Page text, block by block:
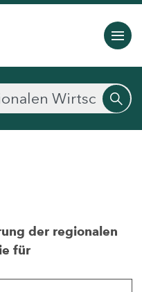
der regionalen
für